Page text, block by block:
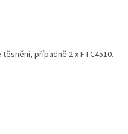
případně 2 x FTC4510.